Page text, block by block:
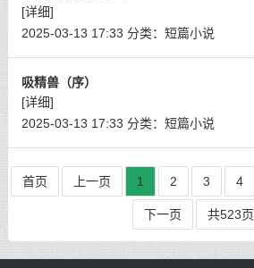
[详细]
2025-03-13 17:33 分类： 短篇小说
吸精兽（序）
[详细]
2025-03-13 17:33 分类： 短篇小说
首页 上一页 1 2 3 4
下一页 共523页